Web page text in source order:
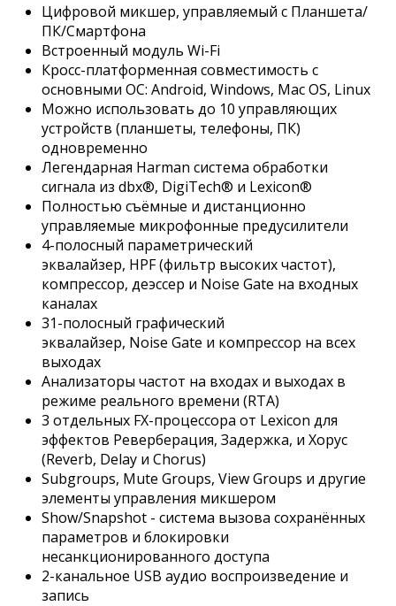
Цифровой микшер, управляемый с Планшета/
ПК/Смартфона
Встроенный модуль Wi-Fi
Кросс-платформенная совместимость с
основными ОС: Android, Windows, Mac OS, Linux
Можно использовать до 10 управляющих
устройств (планшеты, телефоны, ПК)
одновременно
Легендарная Harman система обработки
сигнала из dbx®, DigiTech® и Lexicon®
Полностью съёмные и дистанционно
управляемые микрофонные предусилители
4-полосный параметрический
эквалайзер, HPF (фильтр высоких частот),
компрессор, деэссер и Noise Gate на входных
каналах
31-полосный графический
эквалайзер, Noise Gate и компрессор на всех
выходах
Анализаторы частот на входах и выходах в
режиме реального времени (RTA)
3 отдельных FX-процессора от Lexicon для
эффектов Реверберация, Задержка, и Хорус
(Reverb, Delay и Chorus)
Subgroups, Mute Groups, View Groups и другие
элементы управления микшером
Show/Snapshot - система вызова сохранённых
параметров и блокировки
несанкционированного доступа
2-канальное USB аудио воспроизведение и
запись